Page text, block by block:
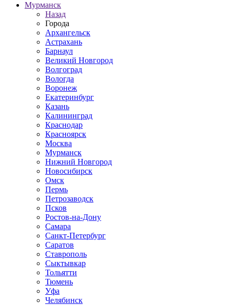
Мурманск
Назад
Города
Архангельск
Астрахань
Барнаул
Великий Новгород
Волгоград
Вологда
Воронеж
Екатеринбург
Казань
Калининград
Краснодар
Красноярск
Москва
Мурманск
Нижний Новгород
Новосибирск
Омск
Пермь
Петрозаводск
Псков
Ростов-на-Дону
Самара
Санкт-Петербург
Саратов
Ставрополь
Сыктывкар
Тольятти
Тюмень
Уфа
Челябинск